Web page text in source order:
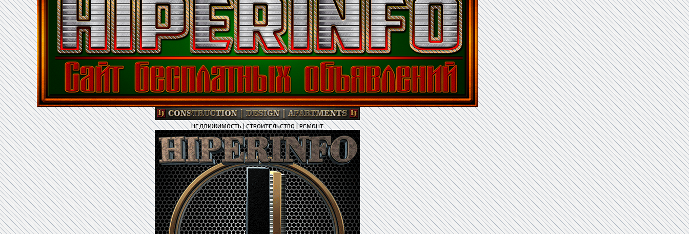
НЕДВИЖИМОСТЬ|СТРОИТЕЛЬСТВО|РЕМОНТ